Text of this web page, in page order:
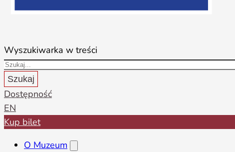
Wyszukiwarka w treści
Szukaj
Dostępność
EN
Kup bilet
O Muzeum